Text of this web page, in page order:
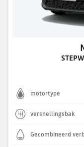
motortype
versnellingsbak
Gecombineerd